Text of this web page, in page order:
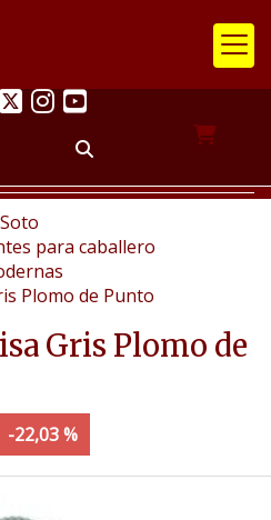
para caballero
Plomo de Punto
Gris Plomo de
-22,03 %